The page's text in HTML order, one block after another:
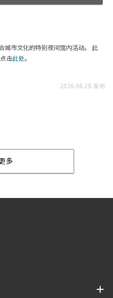
市文化的特别夜间馆内活动。 此
击此处。
2026.06.18 发布
多